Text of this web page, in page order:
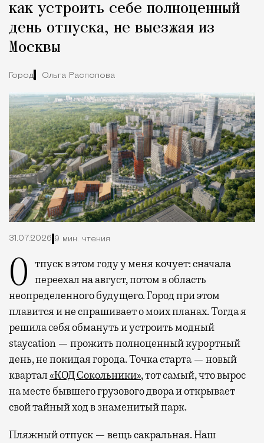
как устроить себе полноценный
день отпуска, не выезжая из
Москвы
Город Ольга Распопова
31.07.2026 9 мин. чтения
Отпуск в этом году у меня кочует: сначала переехал на август, потом в область
неопределенного будущего. Город при этом
плавится и не спрашивает о моих планах. Тогда я
решила себя обмануть и устроить модный
staycation — прожить полноценный курортный
день, не покидая города. Точка старта — новый
квартал«КОД Сокольники», тот самый, что вырос
на месте бывшего грузового двора и открывает
свой тайный ход в знаменитый парк.
Пляжный отпуск — вещь сакральная. Наш